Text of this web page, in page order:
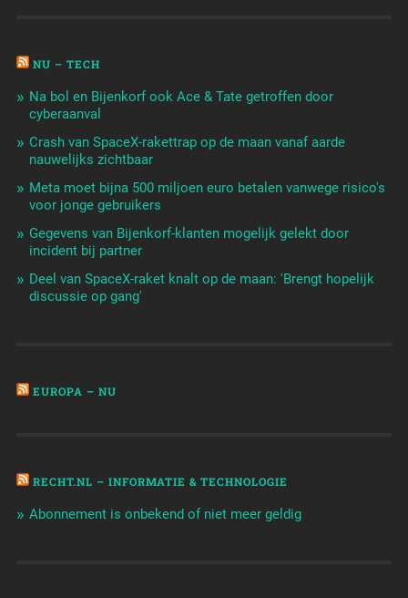
NU – TECH
Na bol en Bijenkorf ook Ace & Tate getroffen door
cyberaanval
Crash van SpaceX-rakettrap op de maan vanaf aarde
nauwelijks zichtbaar
Meta moet bijna 500 miljoen euro betalen vanwege risico's
voor jonge gebruikers
Gegevens van Bijenkorf-klanten mogelijk gelekt door
incident bij partner
Deel van SpaceX-raket knalt op de maan: 'Brengt hopelijk
discussie op gang'
EUROPA – NU
RECHT.NL – INFORMATIE & TECHNOLOGIE
Abonnement is onbekend of niet meer geldig